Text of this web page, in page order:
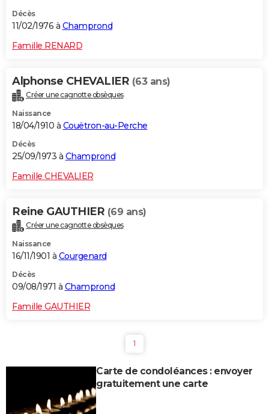
Décès
11/02/1976 à Champrond
Famille RENARD
Alphonse CHEVALIER (63 ans)
Créer une cagnotte obsèques
Naissance
18/04/1910 à Couëtron-au-Perche
Décès
25/09/1973 à Champrond
Famille CHEVALIER
Reine GAUTHIER (69 ans)
Créer une cagnotte obsèques
Naissance
16/11/1901 à Courgenard
Décès
09/08/1971 à Champrond
Famille GAUTHIER
1
Carte de condoléances : envoyer
gratuitement une carte